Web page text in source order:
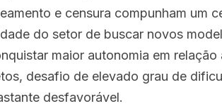
e censura compunham um
do setor de buscar novos
maior autonomia em
desafio de elevado grau de
desfavorável.